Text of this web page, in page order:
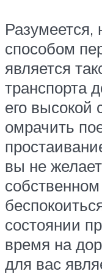
способом
является
транспорта
его высокой
омрачить
вы не
состоянии
время на
для вас